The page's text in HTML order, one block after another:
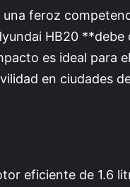
feroz
HB20 **debe
es ideal para
en ciudades
eficiente de 1.6